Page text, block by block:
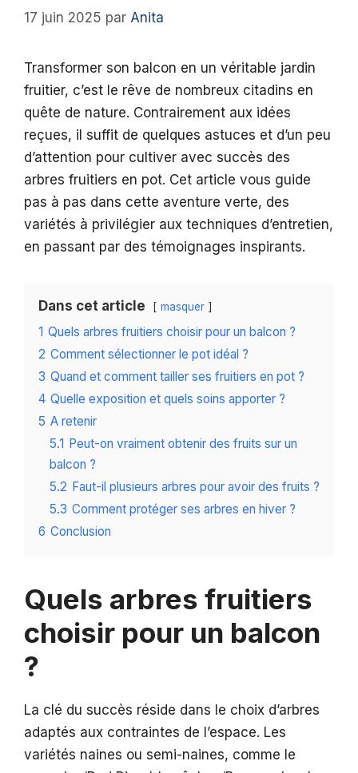
17 juin 2025 par Anita
Transformer son balcon en un véritable jardin
fruitier, c’est le rêve de nombreux citadins en
quête de nature. Contrairement aux idées
reçues, il suffit de quelques astuces et d’un peu
d’attention pour cultiver avec succès des
arbres fruitiers en pot. Cet article vous guide
pas à pas dans cette aventure verte, des
variétés à privilégier aux techniques d’entretien,
en passant par des témoignages inspirants.
Dans cet article masquer
1 Quels arbres fruitiers choisir pour un balcon ?
2 Comment sélectionner le pot idéal ?
3 Quand et comment tailler ses fruitiers en pot ?
4 Quelle exposition et quels soins apporter ?
5 A retenir
5.1 Peut-on vraiment obtenir des fruits sur un
balcon ?
5.2 Faut-il plusieurs arbres pour avoir des fruits ?
5.3 Comment protéger ses arbres en hiver ?
6 Conclusion
Quels arbres fruitiers
choisir pour un balcon
?
La clé du succès réside dans le choix d’arbres
adaptés aux contraintes de l’espace. Les
variétés naines ou semi-naines, comme le